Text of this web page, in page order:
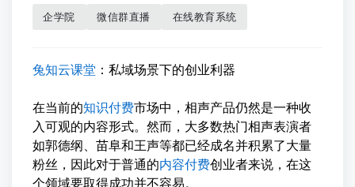
企学院 微信群直播 在线教育系统
兔知云课堂 ：私域场景下的创业利器
在当前的知识付费市场中，相声产品仍然是一种收
入可观的内容形式。然而，大多数热门相声表演者
如郭德纲、苗阜和王声等都已经成名并积累了大量
粉丝，因此对于普通的内容付费创业者来说，在这
个领域要取得成功并不容易。